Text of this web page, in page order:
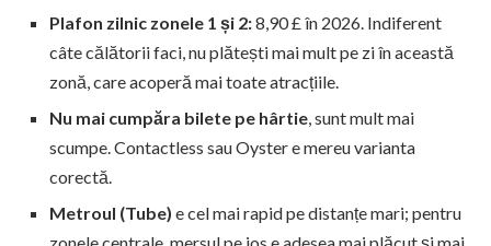
Plafon zilnic zonele 1 și 2:8,90 £ în 2026. Indiferent
câte călătorii faci, nu plătești mai mult pe zi în această
zonă, care acoperă mai toate atracțiile.
Nu mai cumpăra bilete pe hârtie , sunt mult mai
scumpe. Contactless sau Oyster e mereu varianta
corectă.
Metroul (Tube) e cel mai rapid pe distanțe mari; pentru
zonele centrale, mersul pe jos e adesea mai plăcut și mai